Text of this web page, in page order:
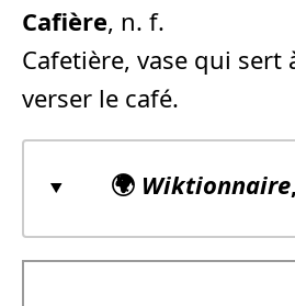
Cafière, n. f.
Cafetière, vase qui sert
verser le café.
🌍 Wiktionnaire